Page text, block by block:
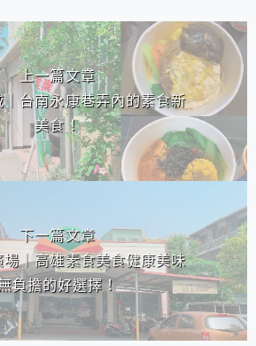
上一篇文章
｜台南永康巷弄內的素食新
美食！
下一篇文章
場｜高雄素食美食健康美味
負擔的好選擇！